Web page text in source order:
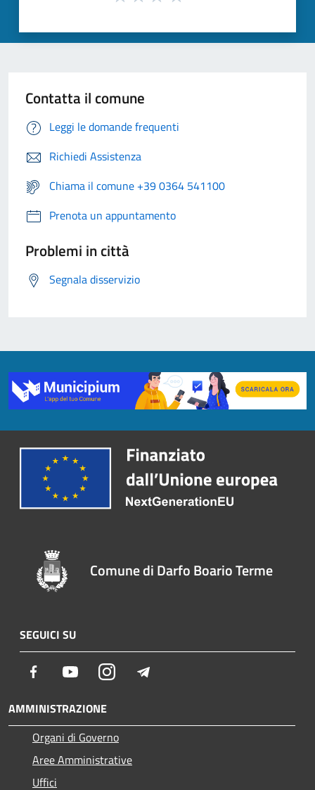
Contatta il comune
Leggi le domande frequenti
Richiedi Assistenza
Chiama il comune +39 0364 541100
Prenota un appuntamento
Problemi in città
Segnala disservizio
Comune di Darfo Boario Terme
SEGUICI SU
Facebook YoutubeInstagram
AMMINISTRAZIONE
Organi di Governo
Aree Amministrative
Uffici